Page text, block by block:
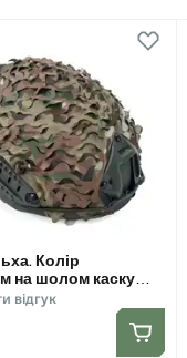
Колір
на шолом каску
TOR, TOR-D.
відгук